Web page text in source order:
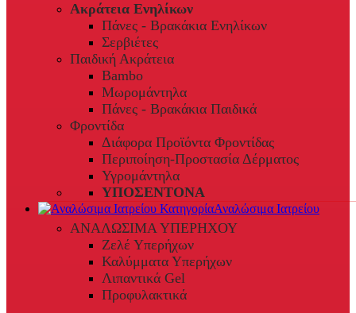
Ακράτεια Ενηλίκων
Πάνες - Βρακάκια Ενηλίκων
Σερβιέτες
Παιδική Ακράτεια
Bambo
Μωρομάντηλα
Πάνες - Βρακάκια Παιδικά
Φροντίδα
Διάφορα Προϊόντα Φροντίδας
Περιποίηση-Προστασία Δέρματος
Υγρομάντηλα
ΥΠΟΣΕΝΤΟΝΑ
Αναλώσιμα Ιατρείου
ΑΝΑΛΩΣΙΜΑ ΥΠΕΡΗΧΟΥ
Ζελέ Υπερήχων
Καλύμματα Υπερήχων
Λιπαντικά Gel
Προφυλακτικά